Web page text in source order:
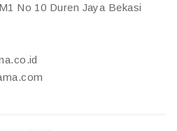
No 10 Duren Jaya Bekasi